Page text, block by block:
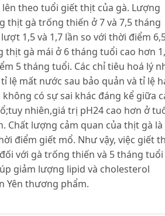
theo tuổi giết thịt của gà. Lượng
thịt gà trống thiến ở 7 và 7,5 tháng
1,5 và 1,7 lần so với thời điểm
gà mái ở 6 tháng tuổi cao hơn
5 tháng tuổi. Các chỉ tiêu hoá lý
lệ mất nước sau bảo quản và tỉ lệ
có sự sai khác đáng kể giữa
nhiên,giá trị pH24 cao hơn ở
Chất lượng cảm quan của thịt gà là
điểm giết mổ. Như vậy, việc giết
với gà trống thiến và 5 tháng tuổi
giảm lượng lipid và cholesterol
Yên thương phẩm.